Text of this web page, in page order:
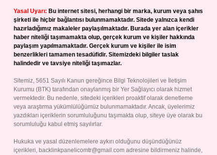
Yasal Uyarı: Bu internet sitesi, herhangi bir marka, kurum veya şahıs
şirketi ile hiçbir bağlantısı bulunmamaktadır. Sitede yalnızca kendi
hazırladığımız makaleler paylaşılmaktadır. Burada yer alan içerikler
haber niteliği taşımamakta olup, gerçek kurum ve kişiler hakkında
paylaşım yapılmamaktadır. Gerçek kurum ve kişiler ile isim
benzerlikleri tamamen tesadüfidir. Sitemizdeki bilgiler taslak
halindedir ve tavsiye niteliği taşımazlar.
Sitemiz, 5651 Sayılı Kanun gereğince Bilgi Teknolojileri ve İletişim
Kurumu (BTK) tarafından onaylanmış bir Yer Sağlayıcı olarak hizmet
vermektedir. Bu nedenle, sitedeki içerikleri proaktif olarak denetleme
veya araştırma yükümlülüğümüz bulunmamaktadır. Ancak, üyelerimiz
yazdıkları içeriklerin sorumluluğunu taşımakta olup, siteye üye olarak bu
sorumluluğu kabul etmiş sayılırlar.
Hukuka ve yasal düzenlemelere aykırı olduğunu düşündüğünüz
içerikleri, backlinkpanelicomtr@gmail.com adresine bildirmeniz halinde,